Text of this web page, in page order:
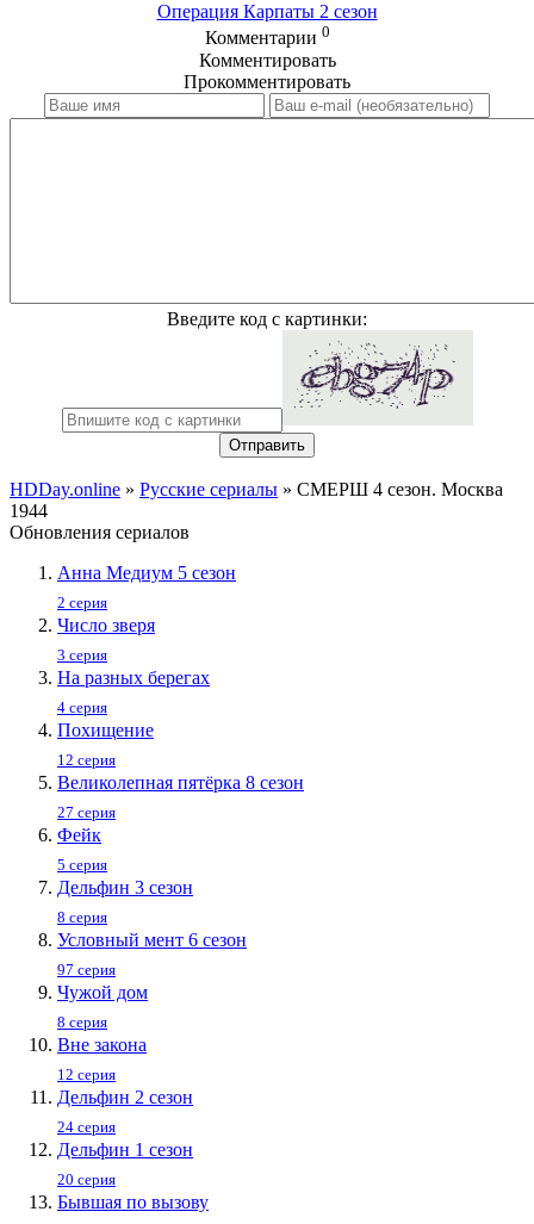
Операция Карпаты 2 сезон
Комментарии 0
Комментировать
Прокомментировать
Введите код с картинки:
Отправить
HDDay.online » Русские сериалы » СМЕРШ 4 сезон. Москва
1944
Обновления сериалов
Анна Медиум 5 сезон
2 серия
Число зверя
3 серия
На разных берегах
4 серия
Похищение
12 серия
Великолепная пятёрка 8 сезон
27 серия
Фейк
5 серия
Дельфин 3 сезон
8 серия
Условный мент 6 сезон
97 серия
Чужой дом
8 серия
Вне закона
12 серия
Дельфин 2 сезон
24 серия
Дельфин 1 сезон
20 серия
Бывшая по вызову